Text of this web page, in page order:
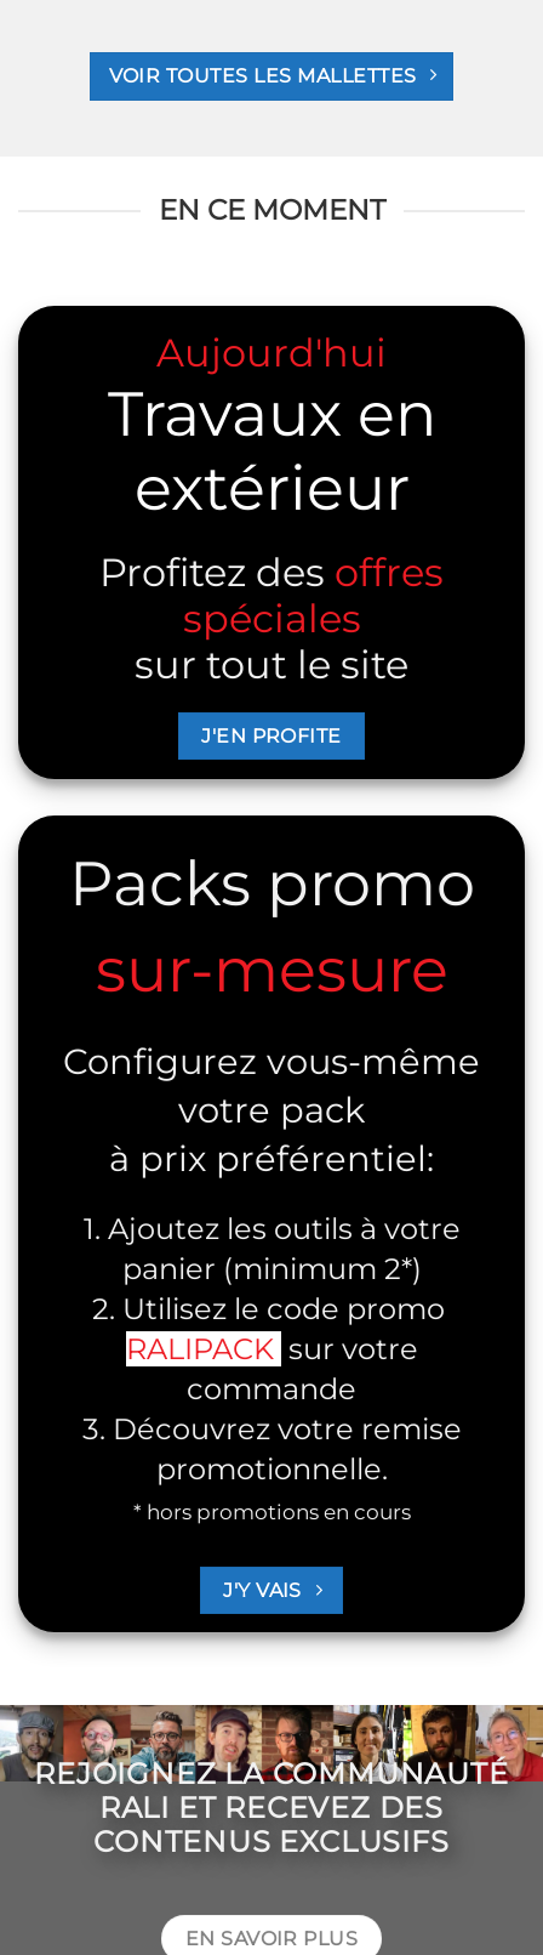
VOIR TOUTES LES MALLETTES
EN CE MOMENT
Aujourd'hui
Travaux en
extérieur
Profitez des offres
spéciales
sur tout le site
J'EN PROFITE
Packs promo
sur-mesure
Configurez vous-même
votre pack
à prix préférentiel:
1. Ajoutez les outils à votre
panier (minimum 2*)
2. Utilisez le code promo
RALIPACK sur votre
commande
3. Découvrez votre remise
promotionnelle.
* hors promotions en cours
J'Y VAIS
REJOIGNEZ LA COMMUNAUTÉ
RALI ET RECEVEZ DES
CONTENUS EXCLUSIFS
EN SAVOIR PLUS